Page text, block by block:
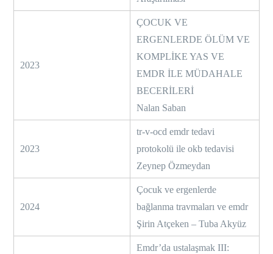
2023
ÇOCUK VE
ERGENLERDE ÖLÜM VE
KOMPLİKE YAS VE
EMDR İLE MÜDAHALE
BECERİLERİ
Nalan Saban
2023
tr-v-ocd emdr tedavi
protokolü ile okb tedavisi
Zeynep Özmeydan
2024
Çocuk ve ergenlerde
bağlanma travmaları ve emdr
Şirin Atçeken – Tuba Akyüz
Emdr’da ustalaşmak III: